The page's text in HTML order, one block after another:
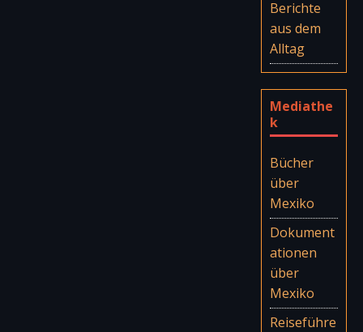
ca. 60
km
km
ca. 115
km
Berichte
aus dem
Alltag
Mediathe
k
Bücher
über
Mexiko
Dokument
ationen
über
Mexiko
Reiseführe